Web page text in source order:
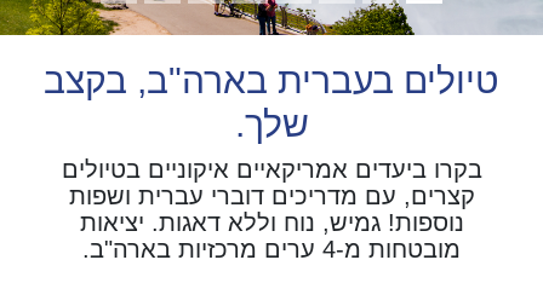
טיולים בעברית בארה"ב, בקצב
שלך.
בקרו ביעדים אמריקאיים איקוניים בטיולים
קצרים, עם מדריכים דוברי עברית ושפות
נוספות! גמיש, נוח וללא דאגות. יציאות
מובטחות מ-4 ערים מרכזיות בארה"ב.